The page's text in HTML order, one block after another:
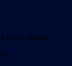
гетто евреев.